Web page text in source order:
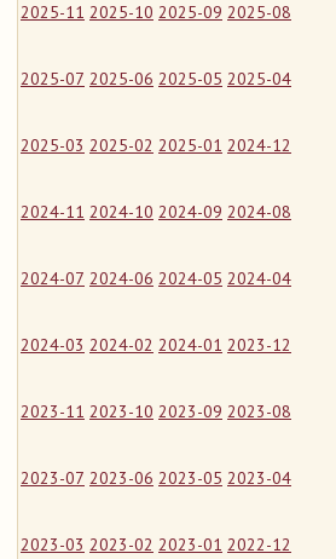
2025-11 2025-10 2025-09 2025-08
2025-07 2025-06 2025-05 2025-04
2025-03 2025-02 2025-01 2024-12
2024-11 2024-10 2024-09 2024-08
2024-07 2024-06 2024-05 2024-04
2024-03 2024-02 2024-01 2023-12
2023-11 2023-10 2023-09 2023-08
2023-07 2023-06 2023-05 2023-04
2023-03 2023-02 2023-01 2022-12